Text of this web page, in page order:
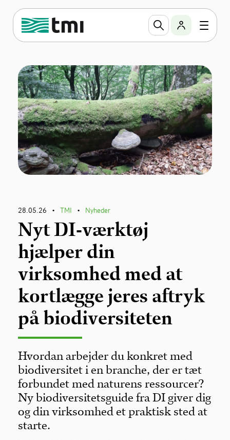
28.05.26 • TMI • Nyheder
Nyt DI-værktøj
hjælper din
virksomhed med at
kortlægge jeres aftryk
på biodiversiteten
Hvordan arbejder du konkret med
biodiversitet i en branche, der er tæt
forbundet med naturens ressourcer?
Ny biodiversitetsguide fra DI giver dig
og din virksomhed et praktisk sted at
starte.